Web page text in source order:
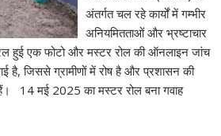
अंतर्गत चल रहे कार्यों में गम्भीर
अनियमितताओं और भ्रष्टाचार
हुई एक फोटो और मस्टर रोल की ऑनलाइन जांच
है, जिससे ग्रामीणों में रोष है और प्रशासन की
हैं। 14 मई 2025 का मस्टर रोल बना गवाह